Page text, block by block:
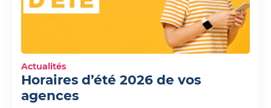
Actualités
Horaires d’été 2026 de vos
agences